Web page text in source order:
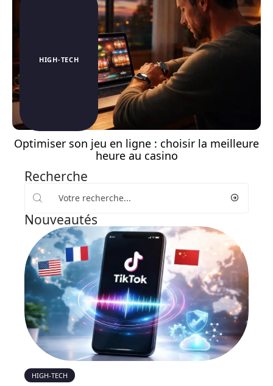
HIGH-TECH
Optimiser son jeu en ligne : choisir la meilleure
heure au casino
Recherche
Nouveautés
HIGH-TECH